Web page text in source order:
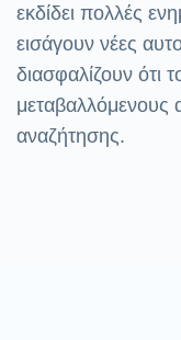
εκδίδει πολλές
εισάγουν νέες
διασφαλίζουν ότι
μεταβαλλόμενους
αναζήτησης.